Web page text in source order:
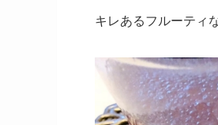
キレあるフルーティ